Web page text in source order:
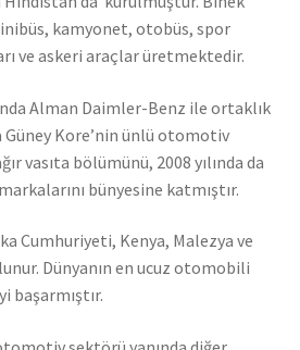
kamyonet, otobüs, spor
ve askeri araçlar üretmektedir.
Alman Daimler-Benz ile ortaklık
Güney Kore’nin ünlü otomotiv
vasıta bölümünü, 2008 yılında da
bünyesine katmıştır.
Cumhuriyeti, Kenya, Malezya ve
Dünyanın en ucuz otomobili
başarmıştır.